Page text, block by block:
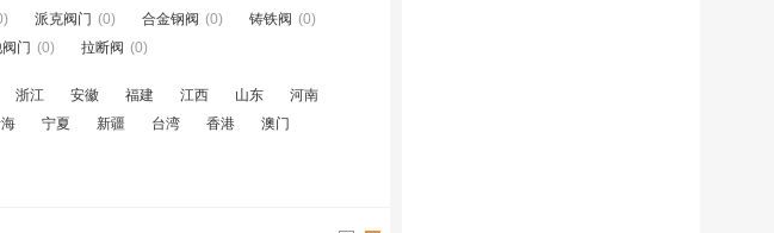
派克阀门 (0) 合金钢阀 (0) 铸铁阀 (0)
门 (0) 拉断阀 (0)
浙江 安徽 福建 江西 山东
河南
宁夏 新疆 台湾 香港 澳门